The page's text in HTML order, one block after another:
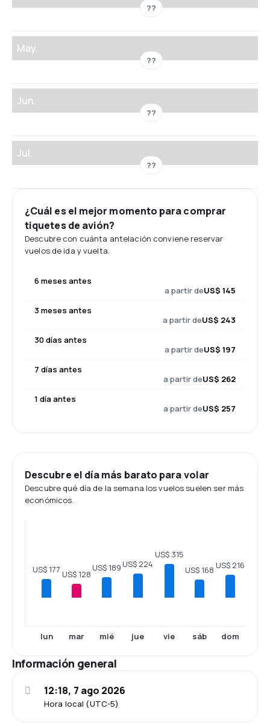
??
May.
??
Jun.
??
Jul.
??
¿Cuál es el mejor momento para comprar
tiquetes de avión?
Descubre con cuánta antelación conviene reservar
vuelos de ida y vuelta.
6 meses antes
a partir deUS$ 145
3 meses antes
a partir deUS$ 243
30 días antes
a partir deUS$ 197
7 días antes
a partir deUS$ 262
1 día antes
a partir deUS$ 257
Descubre el día más barato para volar
Descubre qué día de la semana los vuelos suelen ser más
económicos.
US$ 177
lun
US$ 128
mar
US$ 189
mié
US$ 224
jue
US$ 315
vie
US$ 168
sáb
US$ 216
dom
Información general
Hora local (UTC-5)
12:18, 7 ago 2026